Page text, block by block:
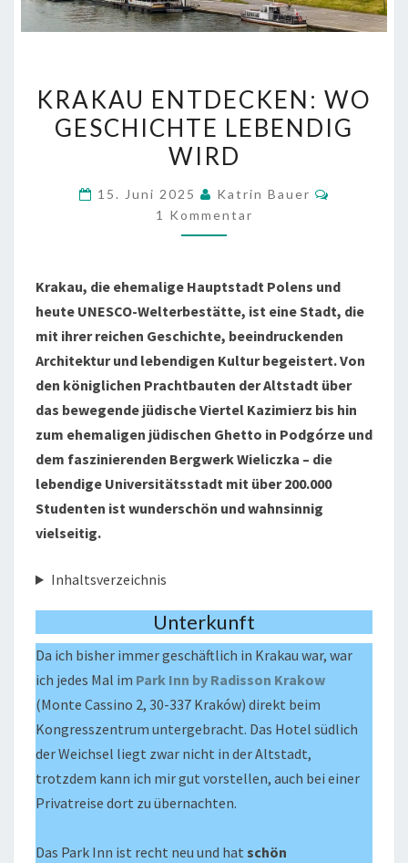
ENTDECKEN:
WO
GESCHICHTE
WIRD
KRAKAU ENTDECKEN: WO
GESCHICHTE LEBENDIG
WIRD
15. Juni 2025 Katrin Bauer
1 Kommentar
Krakau, die ehemalige Hauptstadt Polens und
heute UNESCO-Welterbestätte, ist eine Stadt, die
mit ihrer reichen Geschichte, beeindruckenden
Architektur und lebendigen Kultur begeistert. Von
den königlichen Prachtbauten der Altstadt über
das bewegende jüdische Viertel Kazimierz bis hin
zum ehemaligen jüdischen Ghetto in Podgórze und
dem faszinierenden Bergwerk Wieliczka – die
lebendige Universitätsstadt mit über 200.000
Studenten ist wunderschön und wahnsinnig
vielseitig.
Inhaltsverzeichnis
Unterkunft
Da ich bisher immer geschäftlich in Krakau war, war
ich jedes Mal im Park Inn by Radisson Krakow
(Monte Cassino 2, 30-337 Kraków) direkt beim
Kongresszentrum untergebracht. Das Hotel südlich
der Weichsel liegt zwar nicht in der Altstadt,
trotzdem kann ich mir gut vorstellen, auch bei einer
Privatreise dort zu übernachten.
Das Park Inn ist recht neu und hat schön